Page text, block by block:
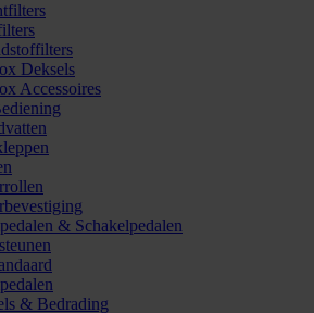
Deksels
Accessoires
& Schakelpedalen
& Bedrading